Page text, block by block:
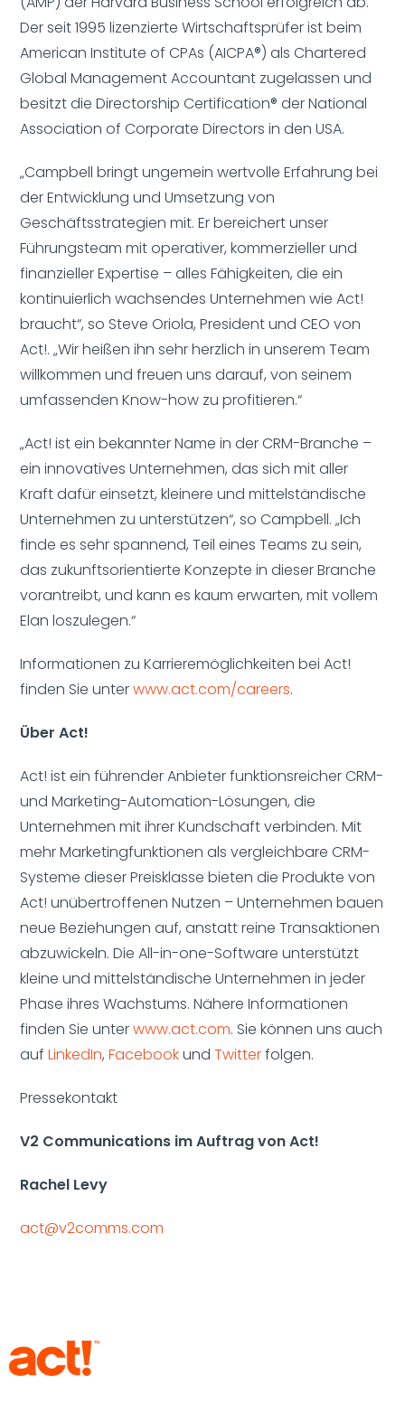
Der seit 1995 lizenzierte Wirtschaftsprüfer ist beim
American Institute of CPAs (AICPA®) als Chartered
Global Management Accountant zugelassen und
besitzt die Directorship Certification® der National
Association of Corporate Directors in den USA.
„Campbell bringt ungemein wertvolle Erfahrung bei
der Entwicklung und Umsetzung von
Geschäftsstrategien mit. Er bereichert unser
Führungsteam mit operativer, kommerzieller und
finanzieller Expertise – alles Fähigkeiten, die ein
kontinuierlich wachsendes Unternehmen wie Act!
braucht“, so Steve Oriola, President und CEO von
Act!. „Wir heißen ihn sehr herzlich in unserem Team
willkommen und freuen uns darauf, von seinem
umfassenden Know-how zu profitieren.“
„Act! ist ein bekannter Name in der CRM-Branche –
ein innovatives Unternehmen, das sich mit aller
Kraft dafür einsetzt, kleinere und mittelständische
Unternehmen zu unterstützen“, so Campbell. „Ich
finde es sehr spannend, Teil eines Teams zu sein,
das zukunftsorientierte Konzepte in dieser Branche
vorantreibt, und kann es kaum erwarten, mit vollem
Elan loszulegen.“
Informationen zu Karrieremöglichkeiten bei Act!
finden Sie unterwww.act.com/careers.
Über Act!
Act! ist ein führender Anbieter funktionsreicher CRM-
und Marketing-Automation-Lösungen, die
Unternehmen mit ihrer Kundschaft verbinden. Mit
mehr Marketingfunktionen als vergleichbare CRM-
Systeme dieser Preisklasse bieten die Produkte von
Act! unübertroffenen Nutzen – Unternehmen bauen
neue Beziehungen auf, anstatt reine Transaktionen
abzuwickeln. Die All-in-one-Software unterstützt
kleine und mittelständische Unternehmen in jeder
Phase ihres Wachstums. Nähere Informationen
finden Sie unterwww.act.com. Sie können uns auch
aufLinkedIn,FacebookundTwitterfolgen.
Pressekontakt
V2 Communications im Auftrag von Act!
Rachel Levy
act@v2comms.com